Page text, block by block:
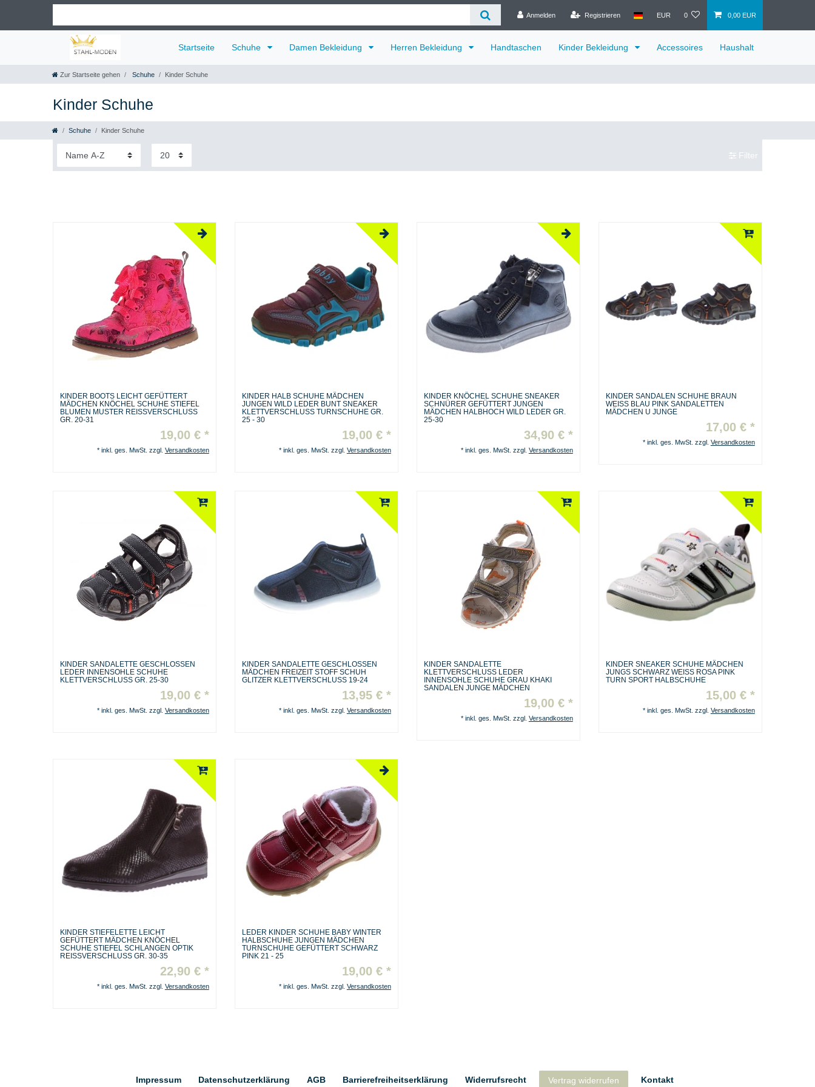
Anmelden Registrieren EUR 0 0,00 EUR
Startseite Schuhe Damen Bekleidung Herren Bekleidung Handtaschen Kinder Bekleidung Accessoires Haushalt
Zur Startseite gehen Schuhe Kinder Schuhe
Kinder Schuhe
Schuhe Kinder Schuhe
Filter
KINDER BOOTS LEICHT GEFÜTTERT
MÄDCHEN KNÖCHEL SCHUHE STIEFEL
BLUMEN MUSTER REISSVERSCHLUSS G
R. 20-31
19,00 € *
* inkl. ges. MwSt. zzgl. Versandkosten
KINDER HALB SCHUHE MÄDCHEN
JUNGEN WILD LEDER BUNT SNEAKER
KLETTVERSCHLUSS TURNSCHUHE GR.
25 - 30
19,00 € *
* inkl. ges. MwSt. zzgl. Versandkosten
KINDER KNÖCHEL SCHUHE SNEAKER
SCHNÜRER GEFÜTTERT JUNGEN
MÄDCHEN HALBHOCH WILD LEDER GR.
25-30
34,90 € *
* inkl. ges. MwSt. zzgl. Versandkosten
KINDER SANDALEN SCHUHE BRAUN
WEISS BLAU PINK SANDALETTEN M
ÄDCHEN U JUNGE
17,00 € *
* inkl. ges. MwSt. zzgl. Versandkosten
KINDER SANDALETTE GESCHLOSSEN
LEDER INNENSOHLE SCHUHE
KLETTVERSCHLUSS GR. 25-30
19,00 € *
* inkl. ges. MwSt. zzgl. Versandkosten
KINDER SANDALETTE GESCHLOSSEN
MÄDCHEN FREIZEIT STOFF SCHUH
GLITZER KLETTVERSCHLUSS 19-24
13,95 € *
* inkl. ges. MwSt. zzgl. Versandkosten
KINDER SANDALETTE
KLETTVERSCHLUSS LEDER
INNENSOHLE SCHUHE GRAU KHAKI
SANDALEN JUNGE MÄDCHEN
19,00 € *
* inkl. ges. MwSt. zzgl. Versandkosten
KINDER SNEAKER SCHUHE MÄDCHEN
JUNGS SCHWARZ WEISS ROSA PINK T
URN SPORT HALBSCHUHE
15,00 € *
* inkl. ges. MwSt. zzgl. Versandkosten
KINDER STIEFELETTE LEICHT
GEFÜTTERT MÄDCHEN KNÖCHEL
SCHUHE STIEFEL SCHLANGEN OPTIK
REISSVERSCHLUSS GR. 30-35
22,90 € *
* inkl. ges. MwSt. zzgl. Versandkosten
LEDER KINDER SCHUHE BABY WINTER
HALBSCHUHE JUNGEN MÄDCHEN
TURNSCHUHE GEFÜTTERT SCHWARZ
PINK 21 - 25
19,00 € *
* inkl. ges. MwSt. zzgl. Versandkosten
Impressum Daten­schutz­erklärung AGB Barrierefreiheitserklärung Widerrufs­recht Vertrag widerrufen Kontakt